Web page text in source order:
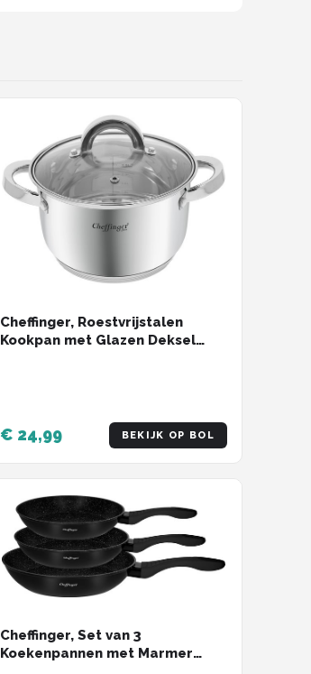
Cheffinger, Roestvrijstalen
Kookpan met Glazen Deksel
€ 24,99 BEKIJK OP BOL
Cheffinger, Set van 3
Koekenpannen met Marmer